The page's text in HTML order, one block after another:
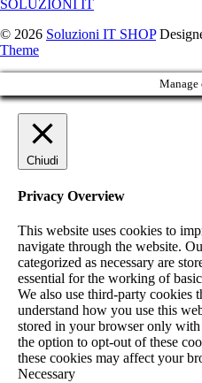
SOLUZIONI IT
© 2026 Soluzioni IT SHOP
Theme
Manage
Chiudi
Privacy Overview
This website uses cookies to
navigate through the website.
categorized as necessary are
essential for the working of
We also use third-party cookies
understand how you use this
stored in your browser only
the option to opt-out of these
these cookies may affect your
Necessary